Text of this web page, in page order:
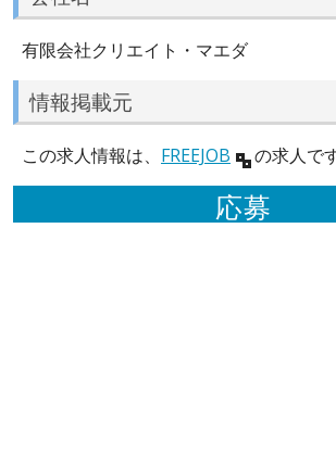
有限会社クリエイト・マエダ
情報掲載元
この求人情報は、 FREEJOB の求人です
応募